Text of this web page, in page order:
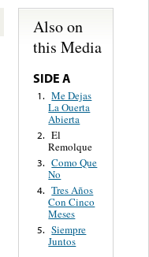
Also on
this Media
SIDE A
1. Me Dejas
La Ouerta
Abierta
2. El
Remolque
3. Como Que
No
4. Tres Años
Con Cinco
Meses
5. Siempre
Juntos